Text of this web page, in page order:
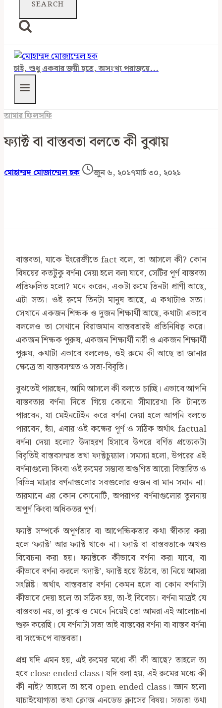
চাই, শুধু একবার জয়ী হতে, অসংখ্য পরাজয়ে...
আমার ফিলসফি
ফ্যাক্ট বা বাস্তবতা বলতে কী বুঝায়
মোহাম্মদ মোজাম্মেল হক জুন ৬, ২০১৭মার্চ ৩০, ২০২১
বাস্তবতা, যাকে ইংরেজীতে fact বলে, তা আসলে কী? কোন
বিষয়ের কতটুকু বর্ণনা দেয়া হলে বলা যাবে, সেটির পূর্ণ বাস্তবতা
প্রতিফলিত হলো? মনে করেন, একটা রুমে তিনটা প্রাণী আছে,
এটা সত্য। ওই রুমে তিনটা মানুষ আছে, এ কথাটাও সত্য।
সেখানে একজন শিক্ষক ও দুজন শিক্ষার্থী আছে, কথাটা এভাবে
বললেও তা সেখানে বিরাজমান বাস্তবতারই প্রতিনিধিত্ব করে।
একজন শিক্ষক পুরুষ, একজন শিক্ষার্থী নারী ও একজন শিক্ষার্থী
পুরুষ, কথাটা এভাবে বললেও, ওই রুমে কী আছে তা জানার
ক্ষেত্রে তা বাস্তবসম্মত ও সত্য-বিবৃতি।
বুঝতেই পারছেন, আমি আসলে কী বলতে চাচ্ছি। এভাবে আপনি
বাস্তবতার বর্ণনা দিতে গিয়ে কোনো সীমারেখা কি টানতে
পারবেন, যা মেইনটেইন করে বর্ণনা দেয়া হলে আপনি বলতে
পারবেন, হ্যাঁ, এবার ওই কক্ষের পূর্ণ ও সঠিক অর্থাৎ factual
বর্ণনা দেয়া হলো? উদাহরণ হিসাবে উপরে বর্ণিত প্রত্যেকটা
বিবৃতিই বাস্তবসম্মত তথা ফ্যক্টচুয়্যাল। সমস্যা হলো, উপরের এই
বর্ণনাগুলো কিংবা ওই রুমের সম্ভাব্য অগুণিত আরো বিস্তারিত ও
বিভিন্ন মাত্রার বর্ণনাগুলোর সবগুলোর ওজন বা মান সমান না।
তারমানে এর কোন কোনোটি, অপরাপর বর্ণনাগুলোর তুলনায়
অপূর্ণ কিংবা অধিকতর পূর্ণ।
ফ্যাক্ট সম্পর্কে অপূর্ণতার বা আপেক্ষিকতার কথা স্বীকার করা
হলে ‘ফ্যাক্ট’ আর ফ্যাক্ট থাকে না। ফ্যাক্ট বা বাস্তবতাকে অখণ্ড
বিবেচনা করা হয়। ফ্যাক্টকে কীভাবে বর্ণনা করা যাবে, বা
কীভাবে বর্ণনা করলে ‘ফ্যাক্ট’, ফ্যাক্ট হয়ে উঠবে, তা নিয়ে আমরা
সংশ্লিষ্ট। অর্থাৎ বাস্তবতার বর্ণনা কেমন হলে বা কোন বর্ণনাটা
কীভাবে দেয়া হলে তা সঠিক হয়, তা-ই বিবেচ্য। বর্ণনা মাত্রই যে
বাস্তবতা নয়, তা বুঝে ও মেনে নিয়েই তো আমরা এই আলোচনা
শুরু করেছি। যে বর্ণনাটা সত্য তাই বাস্তবের বর্ণনা বা বাস্তব বর্ণনা
বা সংক্ষেপে বাস্তবতা।
প্রশ্ন যদি এমন হয়, এই রুমের মধ্যে কী কী আছে? তাহলে তা
হবে close ended class। যদি বলা হয়, এই রুমের মধ্যে কী
কী নাই? তাহলে তা হবে open ended class। জ্ঞান হলো
যাচাইযোগ্যতা তথা ক্লোজ এনডেড ক্লাসের বিষয়। সত্যতা তথা